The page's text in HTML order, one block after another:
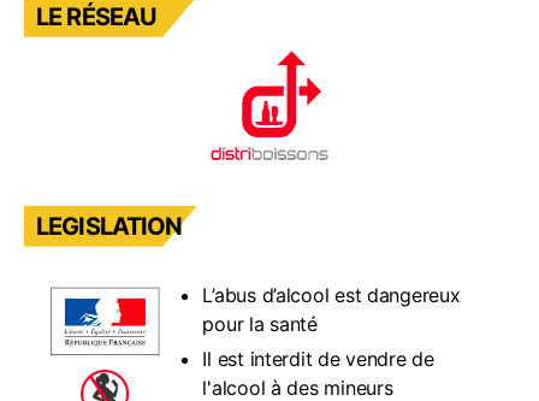
LE RÉSEAU
LEGISLATION
L’abus d’alcool est dangereux
pour la santé
Il est interdit de vendre de
l'alcool à des mineurs